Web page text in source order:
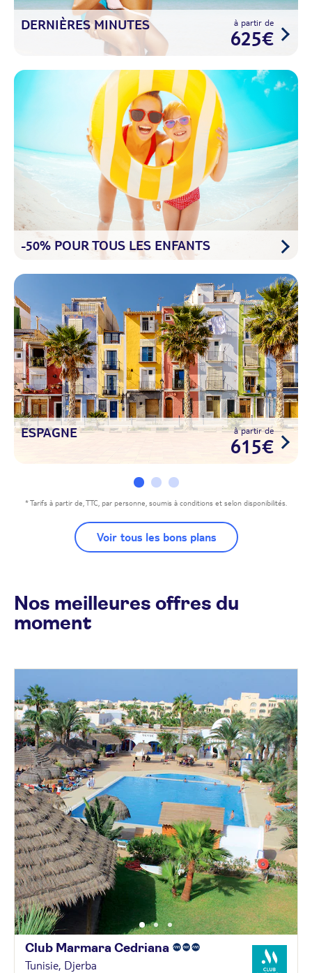
DERNIÈRES MINUTES à partir de
625€
-50% POUR TOUS LES ENFANTS
ESPAGNE à partir de
615€
* Tarifs à partir de, TTC, par personne, soumis à conditions et selon disponibilités.
Voir tous les bons plans
Nos meilleures offres du
moment
Club Marmara Cedriana
Tunisie, Djerba